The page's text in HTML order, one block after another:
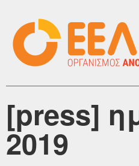
[press]
2019